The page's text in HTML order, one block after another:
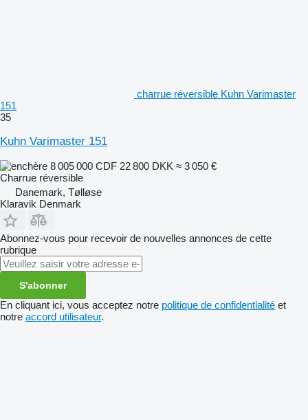
charrue réversible Kuhn Varimaster
151
35
Kuhn Varimaster 151
8 005 000 CDF 22 800 DKK ≈ 3 050 €
Charrue réversible
Danemark, Tølløse
Klaravik Denmark
Abonnez-vous pour recevoir de nouvelles annonces de cette
rubrique
S'abonner
En cliquant ici, vous acceptez notre politique de confidentialité et
notre accord utilisateur.